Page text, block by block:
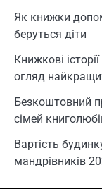
Як книжки
беруться діти
Книжкові
огляд
Безкоштовний
сімей
Вартість
мандрівників